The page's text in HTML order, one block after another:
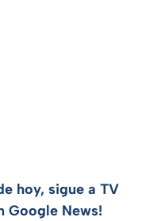
hoy, sigue a TV
Google News!